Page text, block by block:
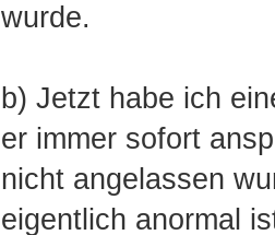
wurde.
b) Jetzt habe ich
er immer sofort
nicht angelassen
eigentlich anormal